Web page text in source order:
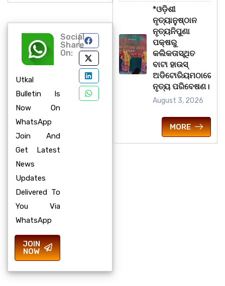
Utkal
Bulletin Is
Now On
WhatsApp
Join And
Get Latest
News
Updates
Delivered To
You Via
WhatsApp
JOIN
NOW
Social
Share
On:
*ଓଡ଼ିଶୀ
ନୃତ୍ୟାନୁଷ୍ଠାନ
ନୃତ୍ୟନିପୁଣା
ପକ୍ଷରୁ
କଲିକତାସ୍ଥିତ
ବାଟା ହାଉସ୍
ଅଡିଟୋରିୟମଠାରେ
ନୃତ୍ୟ ପରିବେଷଣ।
August 3, 2026
MORE